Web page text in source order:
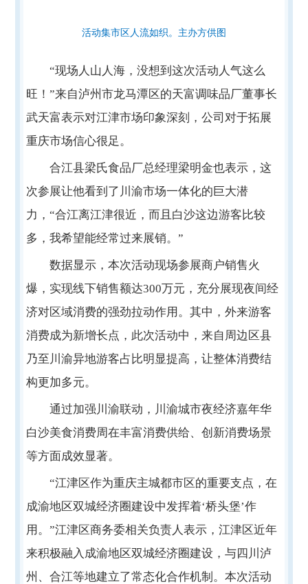
活动集市区人流如织。主办方供图
“现场人山人海，没想到这次活动人气这么
旺！”来自泸州市龙马潭区的天富调味品厂董事长
武天富表示对江津市场印象深刻，公司对于拓展
重庆市场信心很足。
合江县梁氏食品厂总经理梁明金也表示，这
次参展让他看到了川渝市场一体化的巨大潜
力，“合江离江津很近，而且白沙这边游客比较
多，我希望能经常过来展销。”
数据显示，本次活动现场参展商户销售火
爆，实现线下销售额达300万元，充分展现夜间经
济对区域消费的强劲拉动作用。其中，外来游客
消费成为新增长点，此次活动中，来自周边区县
乃至川渝异地游客占比明显提高，让整体消费结
构更加多元。
通过加强川渝联动，川渝城市夜经济嘉年华
白沙美食消费周在丰富消费供给、创新消费场景
等方面成效显著。
“江津区作为重庆主城都市区的重要支点，在
成渝地区双城经济圈建设中发挥着‘桥头堡’作
用。”江津区商务委相关负责人表示，江津区近年
来积极融入成渝地区双城经济圈建设，与四川泸
州、合江等地建立了常态化合作机制。本次活动